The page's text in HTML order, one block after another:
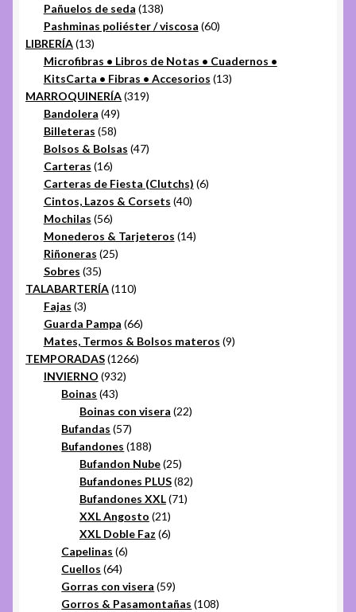
productos
Pañuelos de seda 138138
productos
Pashminas poliéster / viscosa 6060
LIBRERÍA 1313
productos
Microfibras • Libros de Notas • Cuadernos •
KitsCarta • Fibras • Accesorios 1313
MARROQUINERÍA 319319
Bandolera 4949
productos
Billeteras 5858
productos
Bolsos & Bolsas 4747
Carteras 1616
productos
Carteras de Fiesta (Clutchs) 66
Cintos, Lazos & Corsets 4040
Mochilas 5656
productos
Monederos & Tarjeteros 1414
Riñoneras 2525
Sobres 3535
productos
TALABARTERÍA 110110
Fajas 33
productos
Guarda Pampa 6666
productos
Mates, Termos & Bolsos materos 99
TEMPORADAS 12661266
INVIERNO 932932
Boinas 4343
productos
Boinas con visera 2222
Bufandas 5757
productos
Bufandones 188188
productos
Bufandon Nube 2525
productos
Bufandones PLUS 8282
Bufandones XXL 7171
XXL Angosto 2121
productos
XXL Doble Faz 66
Capelinas 66
Cuellos 6464
productos
Gorras con visera 5959
productos
Gorros & Pasamontañas 108108